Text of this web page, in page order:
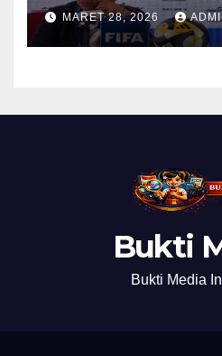
MARET 28, 2026
Bukti
Bukti Media